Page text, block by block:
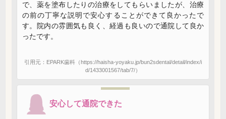
で、薬を塗布したりの治療をしてもらいましたが、治療
の前の丁寧な説明で安心することができて良かったで
す。院内の雰囲気も良く、経過も良いので通院して良か
ったです。
引用元：EPARK歯科（https://haisha-yoyaku.jp/bun2sdental/detail/index/i
d/1433001567/tab/7/）
安心して通院できた